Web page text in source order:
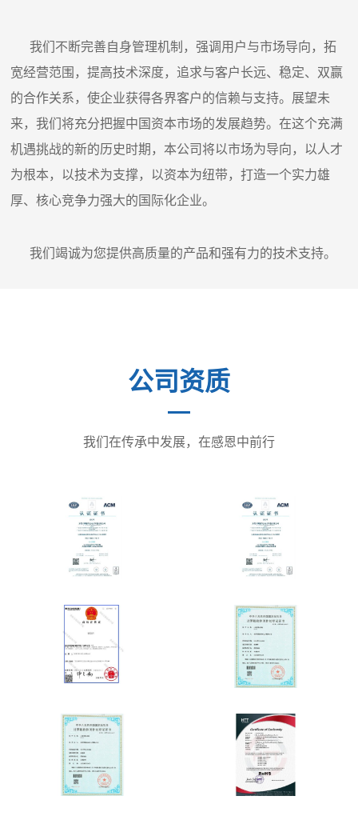
我们不断完善自身管理机制，强调用户与市场导向，拓
宽经营范围，提高技术深度，追求与客户长远、稳定、双赢
的合作关系，使企业获得各界客户的信赖与支持。展望未
来，我们将充分把握中国资本市场的发展趋势。在这个充满
机遇挑战的新的历史时期，本公司将以市场为导向，以人才
为根本，以技术为支撑，以资本为纽带，打造一个实力雄
厚、核心竞争力强大的国际化企业。
我们竭诚为您提供高质量的产品和强有力的技术支持。
公司资质
我们在传承中发展，在感恩中前行